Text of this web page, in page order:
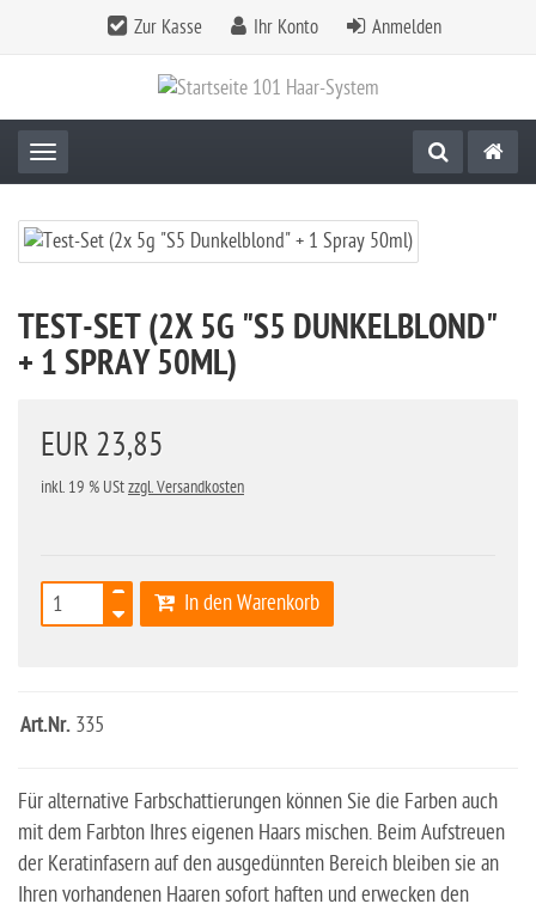
Zur Kasse Ihr Konto Anmelden
Toggle navigation
TEST-SET (2X 5G "S5 DUNKELBLOND"
+ 1 SPRAY 50ML)
EUR 23,85
inkl. 19 % UStzzgl. Versandkosten
In den Warenkorb
Art.Nr. 335
Für alternative Farbschattierungen können Sie die Farben auch
mit dem Farbton Ihres eigenen Haars mischen. Beim Aufstreuen
der Keratinfasern auf den ausgedünnten Bereich bleiben sie an
Ihren vorhandenen Haaren sofort haften und erwecken den